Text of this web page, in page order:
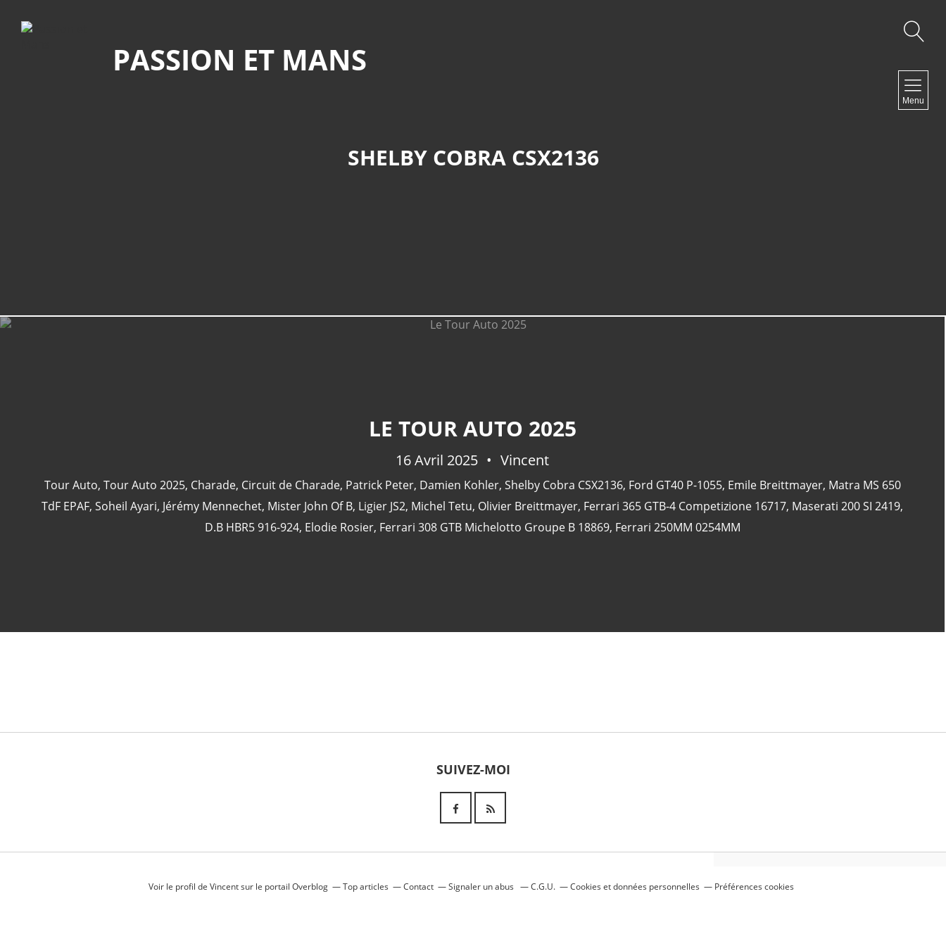
PASSION ET MANS
Menu
SHELBY COBRA CSX2136
LE TOUR AUTO 2025
16 Avril 2025 Vincent
Tour Auto, Tour Auto 2025, Charade, Circuit de Charade, Patrick Peter, Damien Kohler, Shelby Cobra CSX2136, Ford GT40 P-1055, Emile Breittmayer, Matra MS 650
TdF EPAF, Soheil Ayari, Jérémy Mennechet, Mister John Of B, Ligier JS2, Michel Tetu, Olivier Breittmayer, Ferrari 365 GTB-4 Competizione 16717, Maserati 200 SI 2419,
D.B HBR5 916-924, Elodie Rosier, Ferrari 308 GTB Michelotto Groupe B 18869, Ferrari 250MM 0254MM
SUIVEZ-MOI
24 Heures Du Mans 1967
Voir le profil de Vincentsur le portail Overblog Top articles Contact Signaler un abus C.G.U. Cookies et données personnelles Préférences cookies